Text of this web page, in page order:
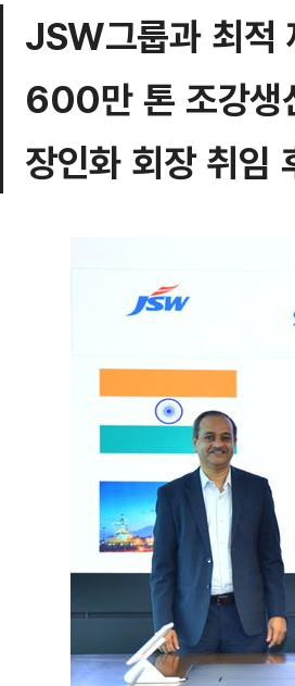
JSW그룹과 최적
600만 톤 조강생
장인화 회장 취임